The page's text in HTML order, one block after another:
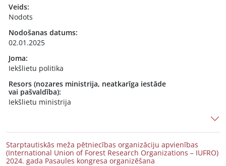
Veids:
Nodots
Nodošanas datums:
02.01.2025
Joma:
Iekšlietu politika
Resors (nozares ministrija, neatkarīga iestāde
vai pašvaldība):
Iekšlietu ministrija
Starptautiskās meža pētniecības organizāciju apvienības
(International Union of Forest Research Organizations – IUFRO)
2024. gada Pasaules kongresa organizēšana